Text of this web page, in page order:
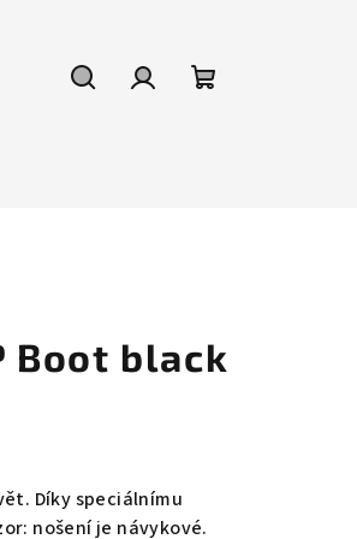
Boot black
Díky speciálnímu
nošení je návykové.